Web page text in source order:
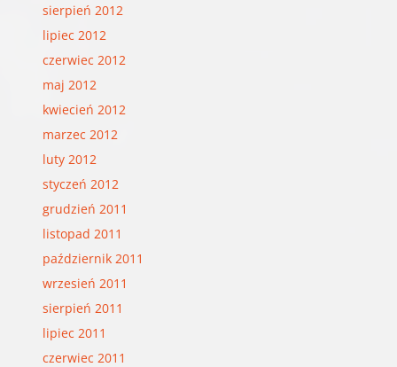
sierpień 2012
lipiec 2012
czerwiec 2012
maj 2012
kwiecień 2012
marzec 2012
luty 2012
styczeń 2012
grudzień 2011
listopad 2011
październik 2011
wrzesień 2011
sierpień 2011
lipiec 2011
czerwiec 2011